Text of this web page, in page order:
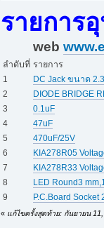
รายการ
web
ลำดับที่ รายการ
1
DC Jack ขนาด
2
DIODE BRIDGE
3
0.1uF
4
47uF
5
470uF/25V
6
KIA278R05
7
KIA278R33
8
LED Round3
9
P.C.Board
« แก้ไขครั้งสุดท้าย: กันยายน